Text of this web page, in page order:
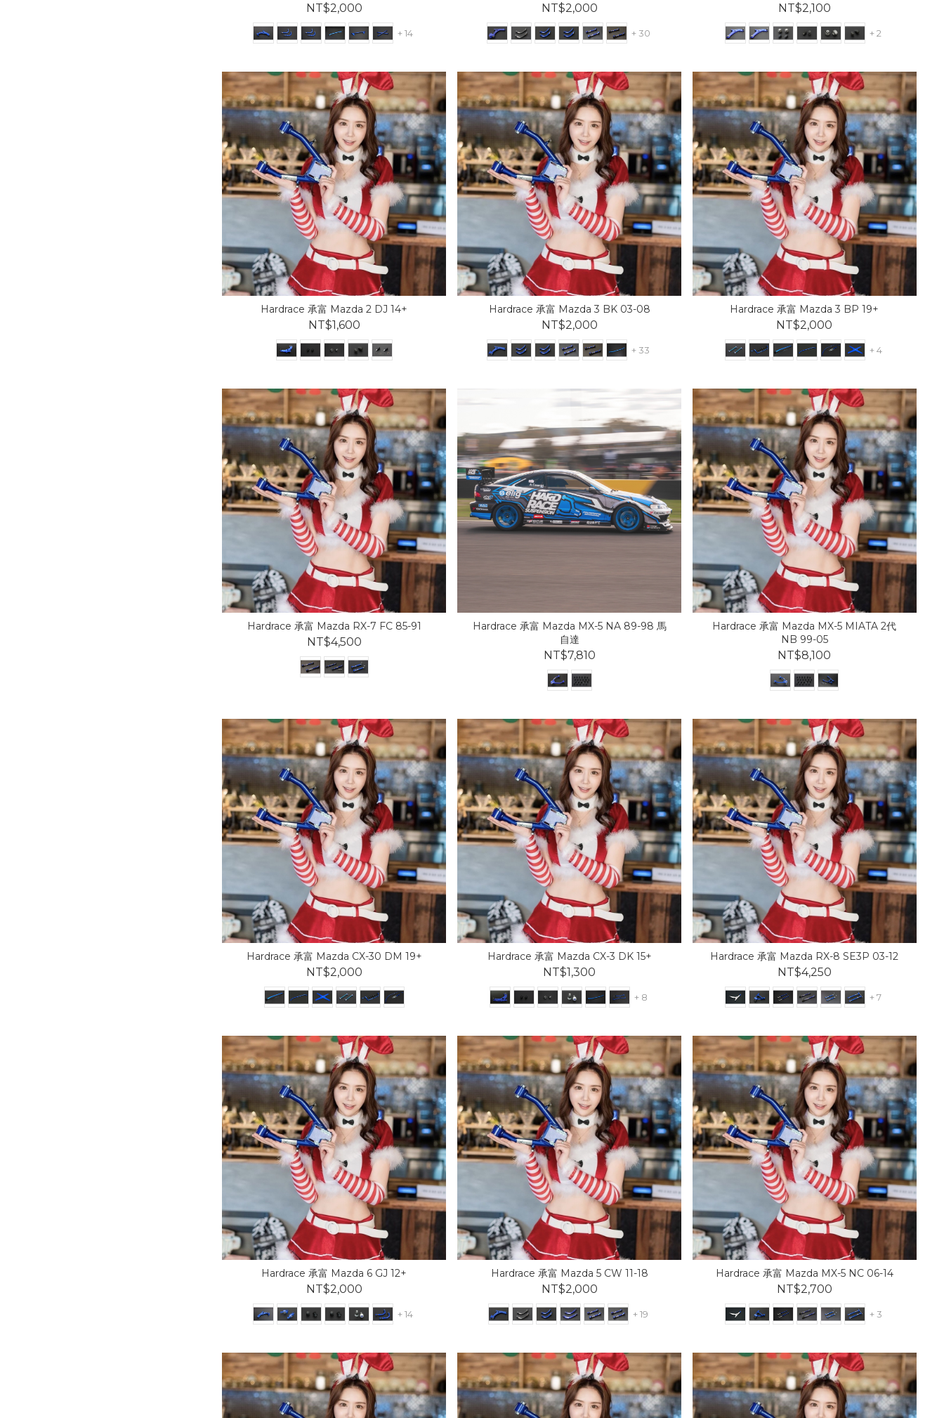
NT$2,000
+ 14
NT$2,000
+ 30
NT$2,100
+ 2
Hardrace 承富 Mazda 2 DJ 14+
NT$1,600
Hardrace 承富 Mazda 3 BK 03-08
NT$2,000
+ 33
Hardrace 承富 Mazda 3 BP 19+
NT$2,000
+ 4
Hardrace 承富 Mazda RX-7 FC 85-91
NT$4,500
Hardrace 承富 Mazda MX-5 NA 89-98 馬
自達
NT$7,810
Hardrace 承富 Mazda MX-5 MIATA 2代
NB 99-05
NT$8,100
Hardrace 承富 Mazda CX-30 DM 19+
NT$2,000
Hardrace 承富 Mazda CX-3 DK 15+
NT$1,300
+ 8
Hardrace 承富 Mazda RX-8 SE3P 03-12
NT$4,250
+ 7
Hardrace 承富 Mazda 6 GJ 12+
NT$2,000
+ 14
Hardrace 承富 Mazda 5 CW 11-18
NT$2,000
+ 19
Hardrace 承富 Mazda MX-5 NC 06-14
NT$2,700
+ 3